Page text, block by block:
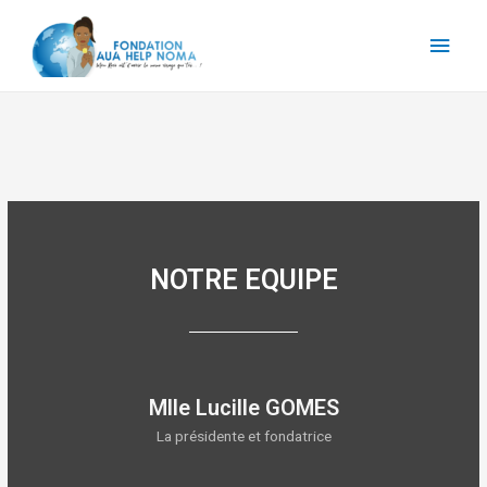
NOTRE EQUIPE
Mlle Lucille GOMES
La présidente et fondatrice